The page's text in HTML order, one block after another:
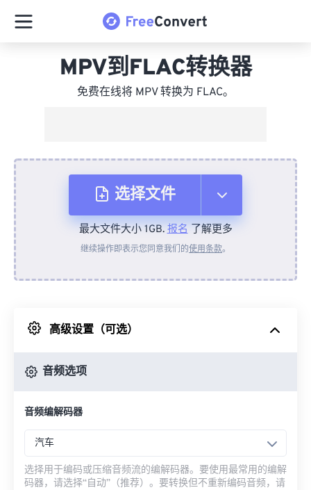
MPV到FLAC转换器
免费在线将 MPV 转换为 FLAC。
选择文件
从设备
来自 Google Drive
最大文件大小 1GB.报名了解更多
继续操作即表示您同意我们的使用条款。
高级设置（可选）
音频选项
音频编解码器
汽车
选择用于编码或压缩音频流的编解码器。要使用最常用的编解
码器，请选择“自动”（推荐）。要转换但不重新编码音频，请